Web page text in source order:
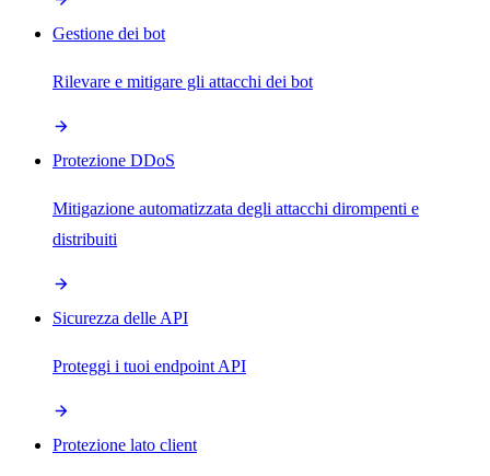
Gestione dei bot
Rilevare e mitigare gli attacchi dei bot
Protezione DDoS
Mitigazione automatizzata degli attacchi dirompenti e
distribuiti
Sicurezza delle API
Proteggi i tuoi endpoint API
Protezione lato client